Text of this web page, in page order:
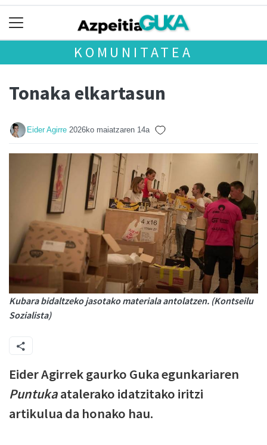
KOMUNITATEA
Tonaka elkartasun
Eider Agirre 2026ko maiatzaren 14a
Kubara bidaltzeko jasotako materiala antolatzen. (Kontseilu
Sozialista)
Eider Agirrek gaurko Guka egunkariaren
Puntukaatalerako idatzitako iritzi
artikulua da honako hau.